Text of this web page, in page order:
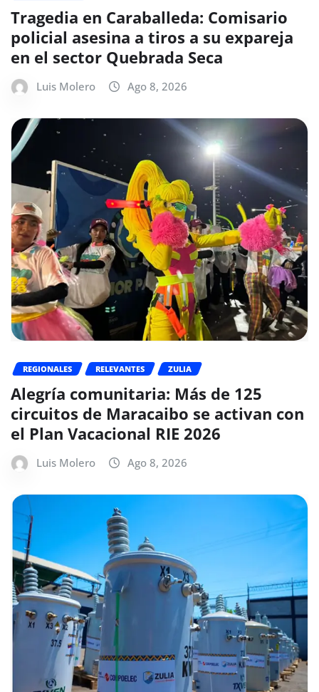
Tragedia en Caraballeda: Comisario
policial asesina a tiros a su expareja
en el sector Quebrada Seca
Luis Molero Ago 8, 2026
REGIONALES RELEVANTES ZULIA
Alegría comunitaria: Más de 125
circuitos de Maracaibo se activan con
el Plan Vacacional RIE 2026
Luis Molero Ago 8, 2026